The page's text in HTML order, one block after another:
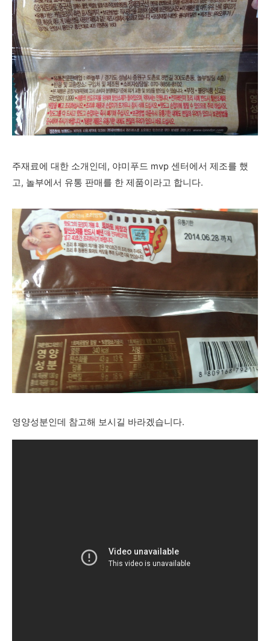
주재료에 대한 소개인데, 야미푸드 mvp 센터에서 제조를 했
고, 놀부에서 유통 판매를 한 제품이라고 합니다.
영양성분인데 참고해 보시길 바라겠습니다.